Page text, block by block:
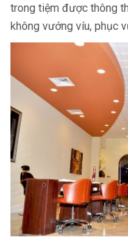
trong tiệm được thông
không vướng víu, phục